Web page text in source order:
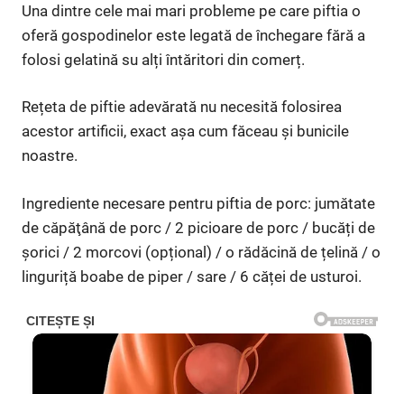
Una dintre cele mai mari probleme pe care piftia o
oferă gospodinelor este legată de închegare fără a
folosi gelatină su alți întăritori din comerț.
Rețeta de piftie adevărată nu necesită folosirea
acestor artificii, exact așa cum făceau și bunicile
noastre.
Ingrediente necesare pentru piftia de porc: jumătate
de căpăţână de porc / 2 picioare de porc / bucăți de
șorici / 2 morcovi (opțional) / o rădăcină de țelină / o
linguriță boabe de piper / sare / 6 căței de usturoi.